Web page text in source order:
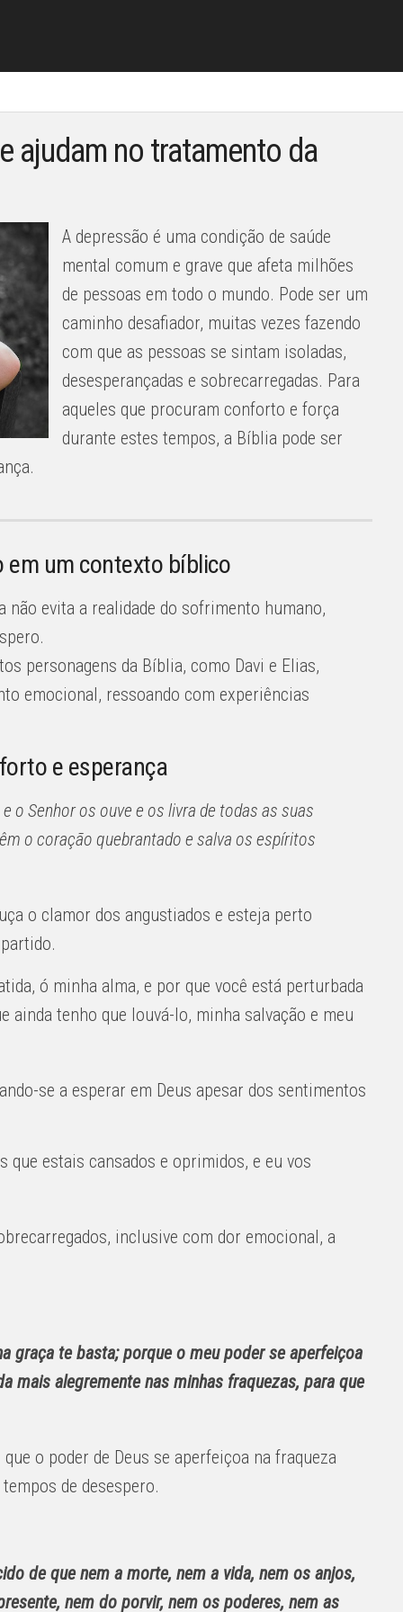
ajudam no tratamento da
A depressão é uma condição de saúde
mental comum e grave que afeta milhões
de pessoas em todo o mundo. Pode ser um
caminho desafiador, muitas vezes fazendo
com que as pessoas se sintam isoladas,
desesperançadas e sobrecarregadas. Para
aqueles que procuram conforto e força
durante estes tempos, a Bíblia pode ser
em um contexto bíblico
não evita a realidade do sofrimento humano,
personagens da Bíblia, como Davi e Elias,
emocional, ressoando com experiências
e esperança
o Senhor os ouve e os livra de todas as suas
o coração quebrantado e salva os espíritos
o clamor dos angustiados e esteja perto
ó minha alma, e por que você está perturbada
ainda tenho que louvá-lo, minha salvação e meu
se a esperar em Deus apesar dos sentimentos
que estais cansados ​​e oprimidos, e eu vos
inclusive com dor emocional, a
graça te basta; porque o meu poder se aperfeiçoa
mais alegremente nas minhas fraquezas, para que
o poder de Deus se aperfeiçoa na fraqueza
de desespero.
de que nem a morte, nem a vida, nem os anjos,
nem do porvir, nem os poderes, nem as